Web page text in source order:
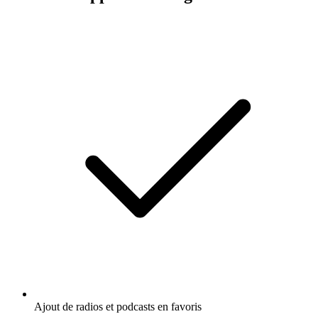
Ajout de radios et podcasts en favoris